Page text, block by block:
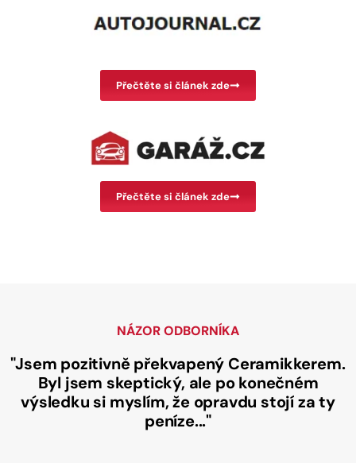
Přečtěte si článek zde
Přečtěte si článek zde
NÁZOR ODBORNÍKA
"Jsem pozitivně překvapený Ceramikkerem.
Byl jsem skeptický, ale po konečném
výsledku si myslím, že opravdu stojí za ty
peníze..."